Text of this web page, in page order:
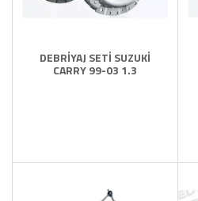
DEBRİYAJ SETİ SUZUKİ
CARRY 99-03 1.3